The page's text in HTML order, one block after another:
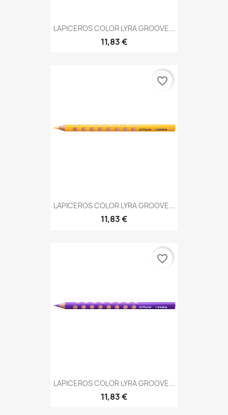
LAPICEROS COLOR LYRA GROOVE...
11,83 €
LAPICEROS COLOR LYRA GROOVE...
11,83 €
favorite_border
LAPICEROS COLOR LYRA GROOVE...
11,83 €
favorite_border